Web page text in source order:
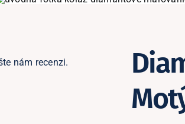
nám recenzi.